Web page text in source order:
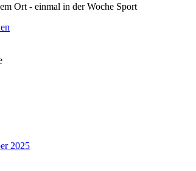
Ort - einmal in der Woche Sport
2025